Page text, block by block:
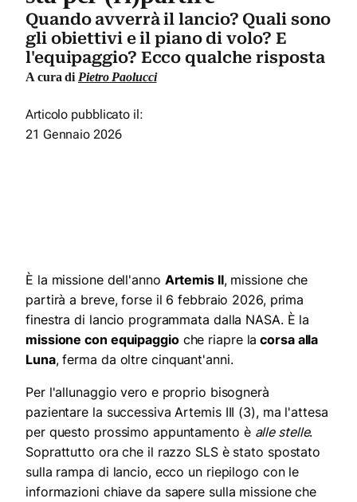
Quando avverrà il lancio? Quali sono
gli obiettivi e il piano di volo? E
l'equipaggio? Ecco qualche risposta
A cura di Pietro Paolucci
Articolo pubblicato il:
21 Gennaio 2026
È la missione dell'anno Artemis II, missione che
partirà a breve, forse il 6 febbraio 2026, prima
finestra di lancio programmata dalla NASA. È la
missione con equipaggioche riapre la corsa alla
Luna, ferma da oltre cinquant'anni.
Per l'allunaggio vero e proprio bisognerà
pazientare la successiva Artemis III (3), ma l'attesa
per questo prossimo appuntamento è alle stelle.
Soprattutto ora che il razzo SLS è stato spostato
sulla rampa di lancio, ecco un riepilogo con le
informazioni chiave da sapere sulla missione che